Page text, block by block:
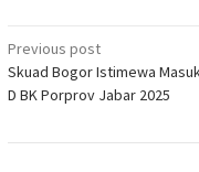
Post
navigation
Previous post
Skuad Bogor Istimewa
D BK Porprov Jabar 2025